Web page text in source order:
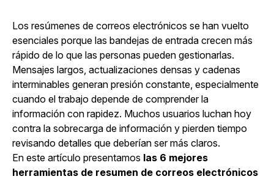
Los resúmenes de correos electrónicos se han vuelto
esenciales porque las bandejas de entrada crecen más
rápido de lo que las personas pueden gestionarlas.
Mensajes largos, actualizaciones densas y cadenas
interminables generan presión constante, especialmente
cuando el trabajo depende de comprender la
información con rapidez. Muchos usuarios luchan hoy
contra la sobrecarga de información y pierden tiempo
revisando detalles que deberían ser más claros.
En este artículo presentamos las 6 mejores
herramientas de resumen de correos electrónicos